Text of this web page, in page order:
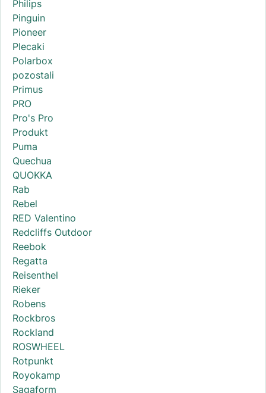
Philips
Pinguin
Pioneer
Plecaki
Polarbox
pozostali
Primus
PRO
Pro's Pro
Produkt
Puma
Quechua
QUOKKA
Rab
Rebel
RED Valentino
Redcliffs Outdoor
Reebok
Regatta
Reisenthel
Rieker
Robens
Rockbros
Rockland
ROSWHEEL
Rotpunkt
Royokamp
Sagaform